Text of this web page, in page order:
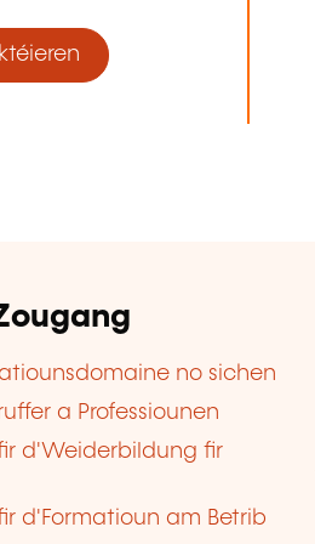
no sichen
a Professiounen
d'Weiderbildung fir
d'Formatioun am Betrib